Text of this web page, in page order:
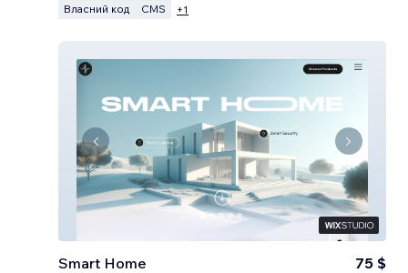
Власний код CMS +1
Smart Home 75 $